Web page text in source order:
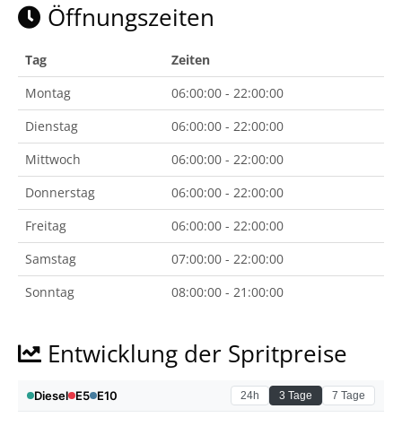
Öffnungszeiten
Tag
Zeiten
Montag
06:00:00 - 22:00:00
Dienstag
06:00:00 - 22:00:00
Mittwoch
06:00:00 - 22:00:00
Donnerstag
06:00:00 - 22:00:00
Freitag
06:00:00 - 22:00:00
Samstag
07:00:00 - 22:00:00
Sonntag
08:00:00 - 21:00:00
Entwicklung der Spritpreise